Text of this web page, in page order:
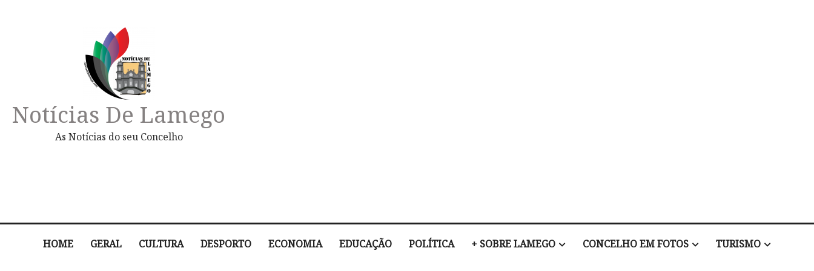
Notícias De Lamego
As Notícias do seu Concelho
HOME GERAL CULTURA DESPORTO ECONOMIA EDUCAÇÃO POLÍTICA + SOBRE LAMEGO CONCELHO EM FOTOS TURISMO